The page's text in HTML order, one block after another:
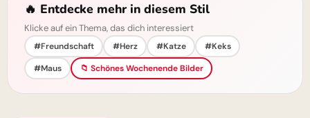
🔥 Entdecke mehr in diesem Stil
Klicke auf ein Thema, das dich interessiert
#Freundschaft #Herz #Katze
#Keks
#Maus
📁 Schönes Wochenende Bilder